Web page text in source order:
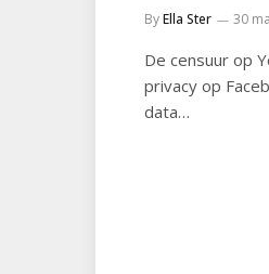
ByElla Ster 30
De censuur op
privacy op
data…